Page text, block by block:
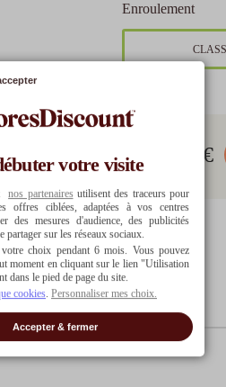
Enroulement
€
votre visite
nos partenairesutilisent des traceurs pour
offres ciblées, adaptées à vos centres
des mesures d'audience, des publicités
partager sur les réseaux sociaux.
choix pendant 6 mois. Vous pouvez
moment en cliquant sur le lien "Utilisation
dans le pied de page du site.
cookies. Personnaliser mes choix.
Accepter & fermer